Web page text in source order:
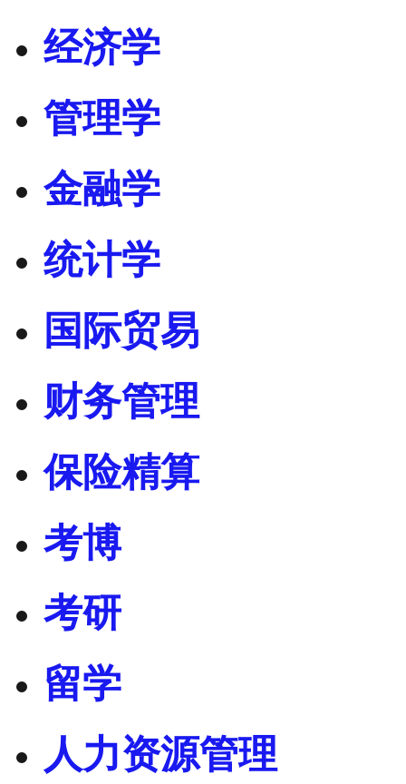
经济学
管理学
金融学
统计学
国际贸易
财务管理
保险精算
考博
考研
留学
人力资源管理